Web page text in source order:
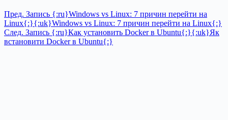
Пред. Запись {:ru}Windows vs Linux: 7 причин перейти на
Linux{:}{:uk}Windows vs Linux: 7 причин перейти на Linux{:}
След. Запись {:ru}Как установить Docker в Ubuntu{:}{:uk}Як
встановити Docker в Ubuntu{:}